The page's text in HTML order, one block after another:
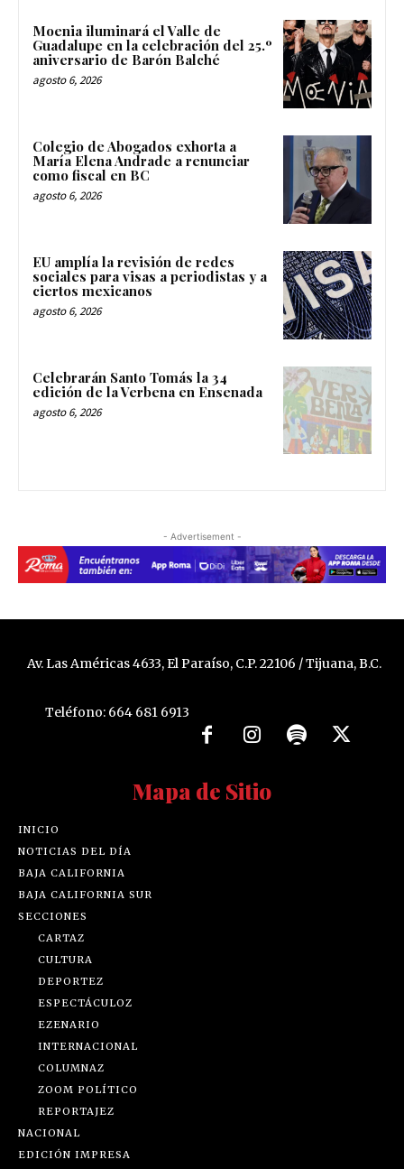
Moenia iluminará el Valle de
Guadalupe en la celebración del 25.º
aniversario de Barón Balché
agosto 6, 2026
Colegio de Abogados exhorta a
María Elena Andrade a renunciar
como fiscal en BC
agosto 6, 2026
EU amplía la revisión de redes
sociales para visas a periodistas y a
ciertos mexicanos
agosto 6, 2026
Celebrarán Santo Tomás la 34
edición de la Verbena en Ensenada
agosto 6, 2026
- Advertisement -
Av. Las Américas 4633, El Paraíso, C.P. 22106 / Tijuana, B.C.
Teléfono: 664 681 6913
Mapa de Sitio
INICIO
NOTICIAS DEL DÍA
BAJA CALIFORNIA
BAJA CALIFORNIA SUR
SECCIONES
CARTAZ
CULTURA
DEPORTEZ
ESPECTÁCULOZ
EZENARIO
INTERNACIONAL
COLUMNAZ
ZOOM POLÍTICO
REPORTAJEZ
NACIONAL
EDICIÓN IMPRESA